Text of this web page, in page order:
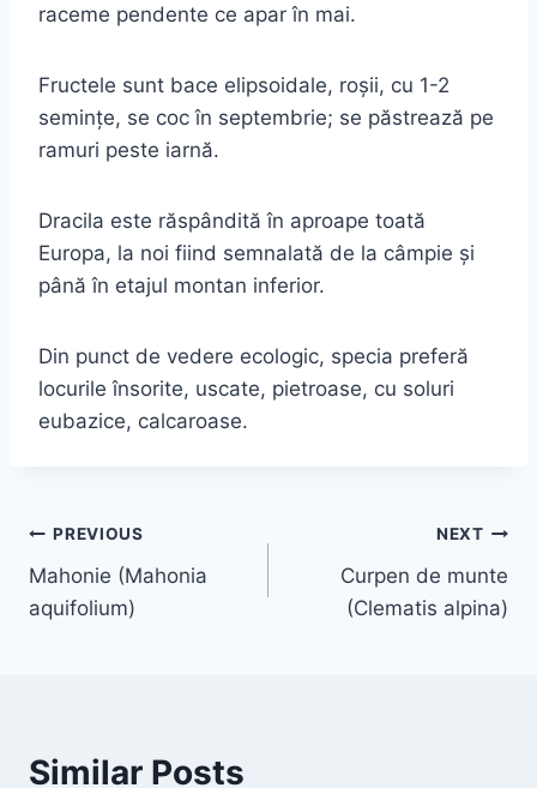
raceme pendente ce apar în mai.
Fructele sunt bace elipsoidale, roşii, cu 1-2
seminţe, se coc în septembrie; se păstrează pe
ramuri peste iarnă.
Dracila este răspândită în aproape toată
Europa, la noi fiind semnalată de la câmpie şi
până în etajul montan inferior.
Din punct de vedere ecologic, specia preferă
locurile însorite, uscate, pietroase, cu soluri
eubazice, calcaroase.
Navigare
în
PREVIOUS
Mahonie (Mahonia
aquifolium)
NEXT
Curpen de munte
(Clematis alpina)
Similar Posts